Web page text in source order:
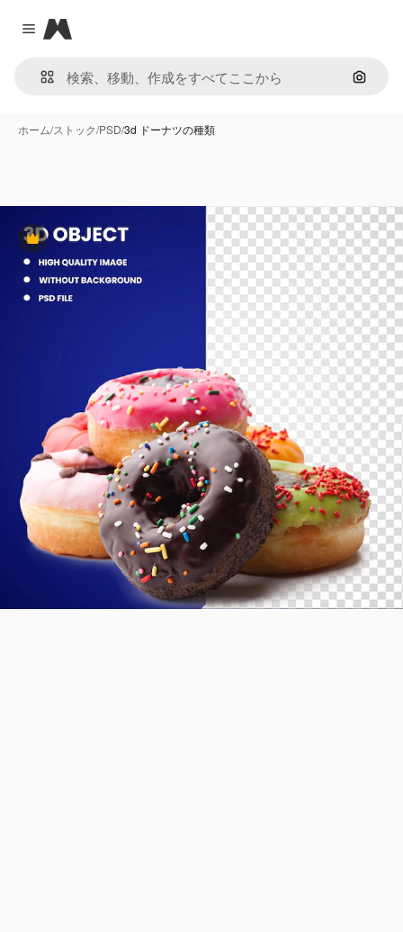
Close menu
Magnific
画像で
ホーム/ストック/PSD/3d ドーナツの種類
Premium